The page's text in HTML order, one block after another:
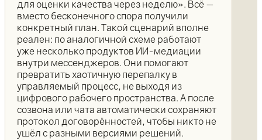
для оценки качества через неделю». Всё —
вместо бесконечного спора получили
конкретный план. Такой сценарий вполне
реален: по аналогичной схеме работают
уже несколько продуктов ИИ-медиации
внутри мессенджеров. Они помогают
превратить хаотичную перепалку в
управляемый процесс, не выходя из
цифрового рабочего пространства. А после
созвона или чата автоматически сохраняют
протокол договорённостей, чтобы никто не
ушёл с разными версиями решений.